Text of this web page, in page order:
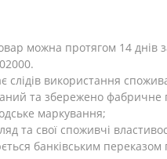
можна протягом 14 днів
слідів використання
та збережено фабричне
маркування;
та свої споживчі
банківським